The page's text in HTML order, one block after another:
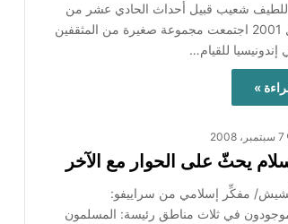
شعيب قبيل أحداث الحادي عشر من
سبتمبر/أيلول 2001 اجتمعت مجموعة صغيرة من المثقفين
للقيام…
»
7 سبتمبر، 2008
يحثّ على الحوار مع الآخر
مفكِّر إسلامي من سراييفو:
في ثلاث مناطق رئيسة: المسلمون